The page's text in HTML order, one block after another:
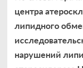
центра
липидного
нарушений